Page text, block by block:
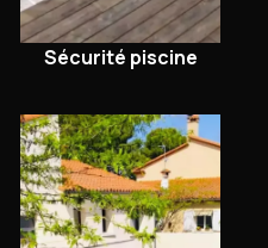
Sécurité piscine